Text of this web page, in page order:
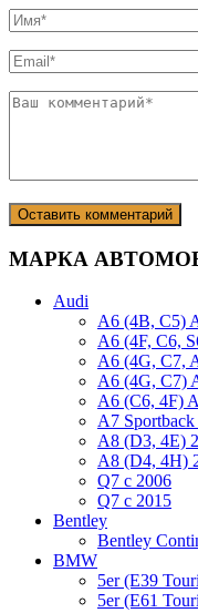
МАРКА
Audi
A6 (4B, C5)
A6 (4F, C6,
A6 (4G, C7,
A6 (4G, C7)
A6 (C6, 4F)
A7
A8 (D3, 4E)
A8 (D4, 4H)
Q7 с 2006
Q7 с 2015
Bentley
Bentley
BMW
5er (E39
5er (E61